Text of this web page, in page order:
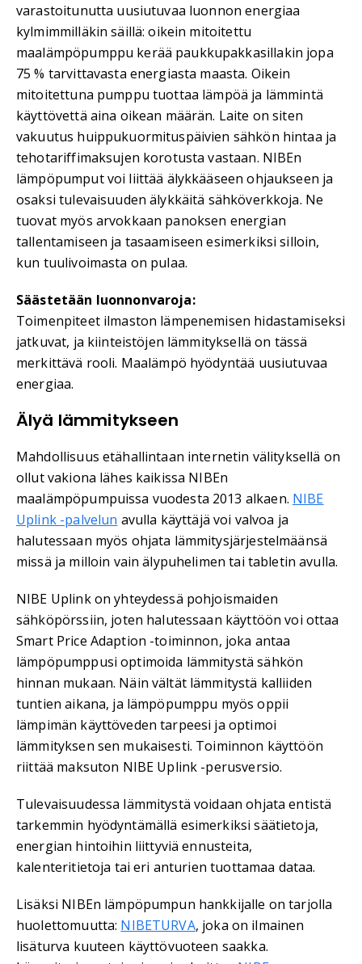
varastoitunutta uusiutuvaa luonnon energiaa
kylmimmilläkin säillä: oikein mitoitettu
maalämpöpumppu kerää paukkupakkasillakin jopa
75 % tarvittavasta energiasta maasta. Oikein
mitoitettuna pumppu tuottaa lämpöä ja lämmintä
käyttövettä aina oikean määrän. Laite on siten
vakuutus huippukuormituspäivien sähkön hintaa ja
tehotariffimaksujen korotusta vastaan. NIBEn
lämpöpumput voi liittää älykkääseen ohjaukseen ja
osaksi tulevaisuuden älykkäitä sähköverkkoja. Ne
tuovat myös arvokkaan panoksen energian
tallentamiseen ja tasaamiseen esimerkiksi silloin,
kun tuulivoimasta on pulaa.
Säästetään luonnonvaroja:
Toimenpiteet ilmaston lämpenemisen hidastamiseksi
jatkuvat, ja kiinteistöjen lämmityksellä on tässä
merkittävä rooli. Maalämpö hyödyntää uusiutuvaa
energiaa.
Älyä lämmitykseen
Mahdollisuus etähallintaan internetin välityksellä on
ollut vakiona lähes kaikissa NIBEn
maalämpöpumpuissa vuodesta 2013 alkaen. NIBE
Uplink -palvelun avulla käyttäjä voi valvoa ja
halutessaan myös ohjata lämmitysjärjestelmäänsä
missä ja milloin vain älypuhelimen tai tabletin avulla.
NIBE Uplink on yhteydessä pohjoismaiden
sähköpörssiin, joten halutessaan käyttöön voi ottaa
Smart Price Adaption -toiminnon, joka antaa
lämpöpumppusi optimoida lämmitystä sähkön
hinnan mukaan. Näin vältät lämmitystä kalliiden
tuntien aikana, ja lämpöpumppu myös oppii
lämpimän käyttöveden tarpeesi ja optimoi
lämmityksen sen mukaisesti. Toiminnon käyttöön
riittää maksuton NIBE Uplink -perusversio.
Tulevaisuudessa lämmitystä voidaan ohjata entistä
tarkemmin hyödyntämällä esimerkiksi säätietoja,
energian hintoihin liittyviä ennusteita,
kalenteritietoja tai eri anturien tuottamaa dataa.
Lisäksi NIBEn lämpöpumpun hankkijalle on tarjolla
huolettomuutta: NIBETURVA, joka on ilmainen
lisäturva kuuteen käyttövuoteen saakka.